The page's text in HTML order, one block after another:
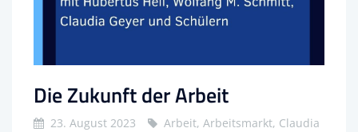
Die Zukunft der Arbeit
23. August 2023
Arbeit, Arbeitsmarkt, Claudia